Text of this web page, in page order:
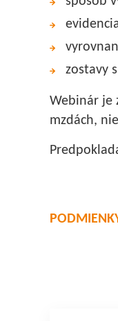
zostavy
Webinár je
mzdách,